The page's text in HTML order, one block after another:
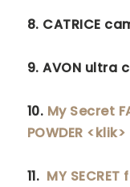
8. CATRICE
9. AVON ultra
10. My Secret
POWDER <klik>
11. MY